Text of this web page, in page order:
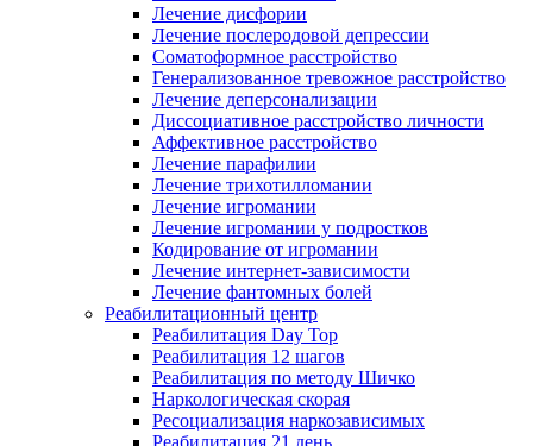
Лечение дисфории
Лечение послеродовой депрессии
Соматоформное расстройство
Генерализованное тревожное расстройство
Лечение деперсонализации
Диссоциативное расстройство личности
Аффективное расстройство
Лечение парафилии
Лечение трихотилломании
Лечение игромании
Лечение игромании у подростков
Кодирование от игромании
Лечение интернет-зависимости
Лечение фантомных болей
Реабилитационный центр
Реабилитация Day Top
Реабилитация 12 шагов
Реабилитация по методу Шичко
Наркологическая скорая
Ресоциализация наркозависимых
Реабилитация 21 день